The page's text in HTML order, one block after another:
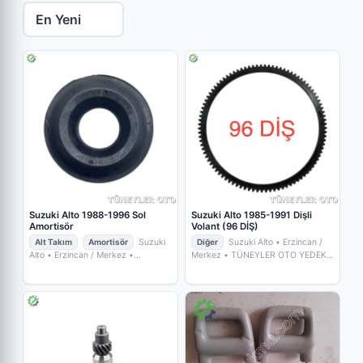
Suzuki Alto 1988-1996 Sol
Amortisör
Alt Takım Amortisör
Suzuki
Alto • Erzincan / Merkez •
Suzuki Alto 1985-1991 Dişli
Volant (96 DİŞ)
Diğer Suzuki Alto • Erzincan /
Merkez • TÜNEYLER OTO YEDEK